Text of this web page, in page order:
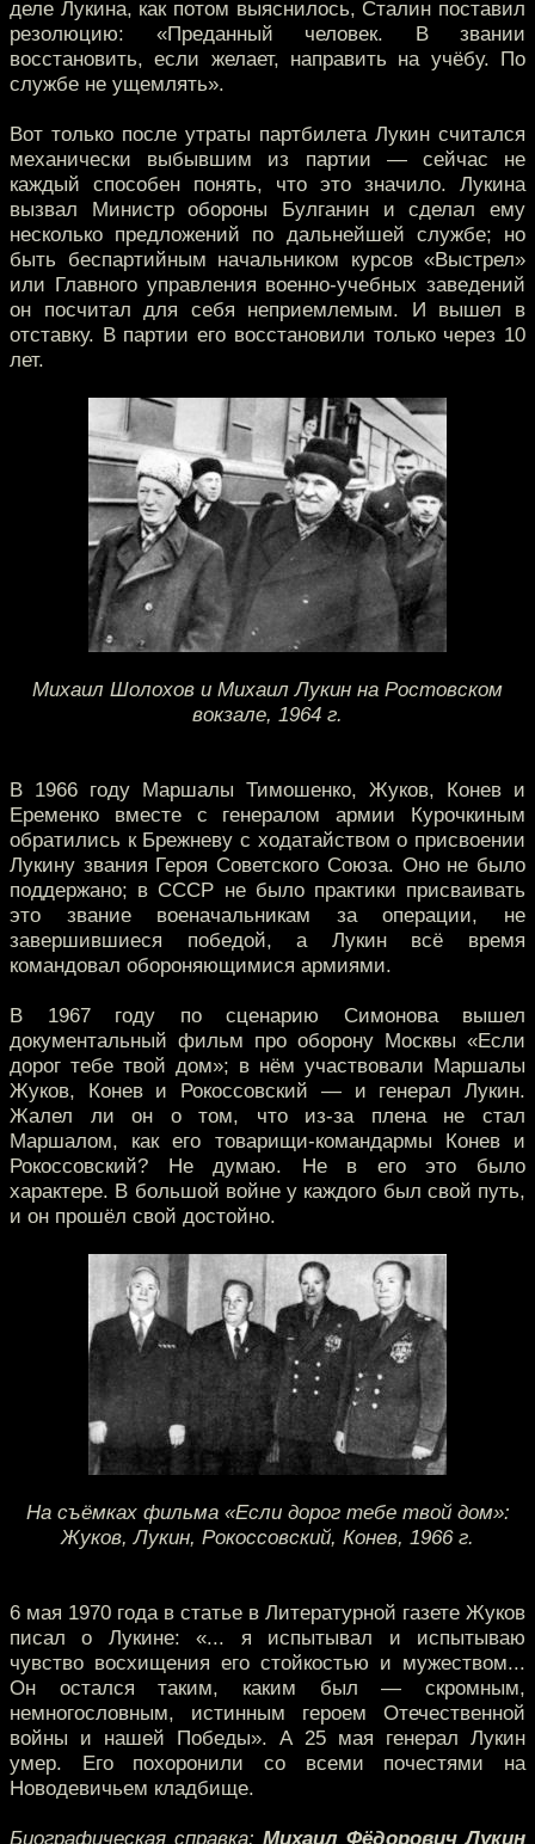
деле Лукина, как потом выяснилось, Сталин поставил
резолюцию: «Преданный человек. В звании
восстановить, если желает, направить на учёбу. По
службе не ущемлять».
Вот только после утраты партбилета Лукин считался
механически выбывшим из партии — сейчас не
каждый способен понять, что это значило. Лукина
вызвал Министр обороны Булганин и сделал ему
несколько предложений по дальнейшей службе; но
быть беспартийным начальником курсов «Выстрел»
или Главного управления военно-учебных заведений
он посчитал для себя неприемлемым. И вышел в
отставку. В партии его восстановили только через 10
лет.
Михаил Шолохов и Михаил Лукин на Ростовском
вокзале, 1964 г.
В 1966 году Маршалы Тимошенко, Жуков, Конев и
Еременко вместе с генералом армии Курочкиным
обратились к Брежневу с ходатайством о присвоении
Лукину звания Героя Советского Союза. Оно не было
поддержано; в СССР не было практики присваивать
это звание военачальникам за операции, не
завершившиеся победой, а Лукин всё время
командовал обороняющимися армиями.
В 1967 году по сценарию Симонова вышел
документальный фильм про оборону Москвы «Если
дорог тебе твой дом»; в нём участвовали Маршалы
Жуков, Конев и Рокоссовский — и генерал Лукин.
Жалел ли он о том, что из-за плена не стал
Маршалом, как его товарищи-командармы Конев и
Рокоссовский? Не думаю. Не в его это было
характере. В большой войне у каждого был свой путь,
и он прошёл свой достойно.
На съёмках фильма «Если дорог тебе твой дом»:
Жуков, Лукин, Рокоссовский, Конев, 1966 г.
6 мая 1970 года в статье в Литературной газете Жуков
писал о Лукине: «... я испытывал и испытываю
чувство восхищения его стойкостью и мужеством...
Он остался таким, каким был — скромным,
немногословным, истинным героем Отечественной
войны и нашей Победы». А 25 мая генерал Лукин
умер. Его похоронили со всеми почестями на
Новодевичьем кладбище.
Биографическая справка: Михаил Фёдорович Лукин